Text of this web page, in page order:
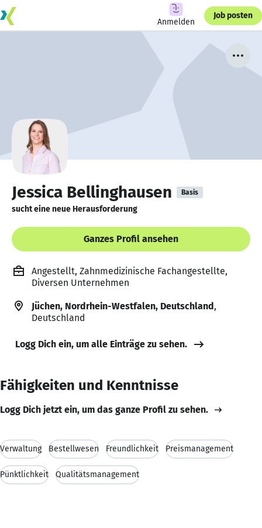
Anmelden
Job posten
Jessica Bellinghausen Basis
sucht eine neue Herausforderung
Ganzes Profil ansehen
Angestellt, Zahnmedizinische Fachangestellte,
Diversen Unternehmen
Jüchen, Nordrhein-Westfalen, Deutschland,
Deutschland
Logg Dich ein, um alle Einträge zu sehen.
Fähigkeiten und Kenntnisse
Logg Dich jetzt ein, um das ganze Profil zu sehen.
Verwaltung Bestellwesen Freundlichkeit Preismanagement
Pünktlichkeit Qualitätsmanagement